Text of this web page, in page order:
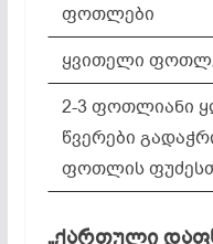
ფოთლები
ყვითელი
2-3 ფოთლიანი
წვერები
ფოთლის
„ქართული